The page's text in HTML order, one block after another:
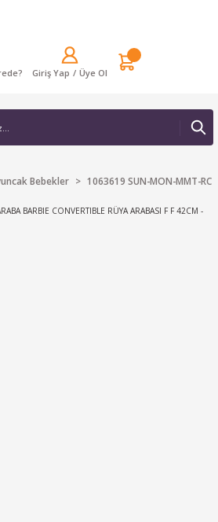
Giriş Yap / Üye Ol
Bebekler 1063619 SUN-MON-MMT-RC